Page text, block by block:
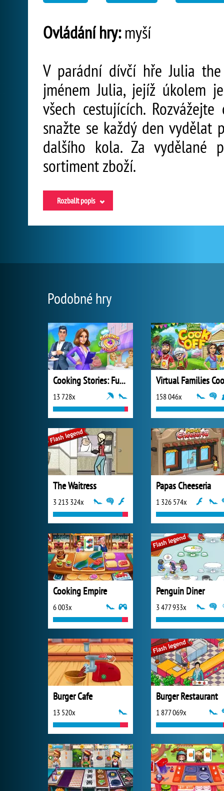
Ovládání hry:myší
V parádní dívčí hře Julia
jménem Julia, jejíž úkolem
všech cestujících.
snažte se každý den vydělat
dalšího kola. Za vydělané
sortiment zboží.
Rozbalit popis
Podobné hry
Cooking Stories: Fun Cafe Game
13 728x 158 046x
The Waitress
3 213 324x
Papas Cheeseria
1 326 574x
Cooking Empire
6 003x
Penguin Diner
3 477 933x
Burger Cafe
13 520x
Burger Restaurant
1 877 069x